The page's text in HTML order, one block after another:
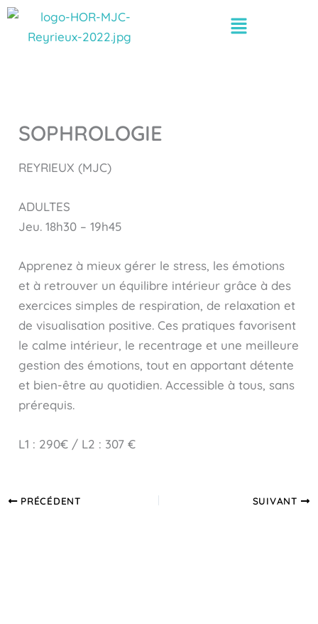
Aller
contenu
Menu
SOPHROLOGIE
REYRIEUX (MJC)
ADULTES
Jeu. 18h30 – 19h45
Apprenez à mieux gérer le stress, les émotions
et à retrouver un équilibre intérieur grâce à des
exercices simples de respiration, de relaxation et
de visualisation positive. Ces pratiques favorisent
le calme intérieur, le recentrage et une meilleure
gestion des émotions, tout en apportant détente
et bien-être au quotidien. Accessible à tous, sans
prérequis.
L1 : 290€ / L2 : 307 €
PRÉCÉDENT SUIVANT